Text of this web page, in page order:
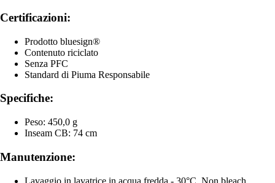
Certificazioni:
Prodotto bluesign®
Contenuto riciclato
Senza PFC
Standard di Piuma Responsabile
Specifiche:
Peso: 450,0 g
Inseam CB: 74 cm
Manutenzione:
Lavaggio in lavatrice in acqua fredda - 30°C, Non bleach,